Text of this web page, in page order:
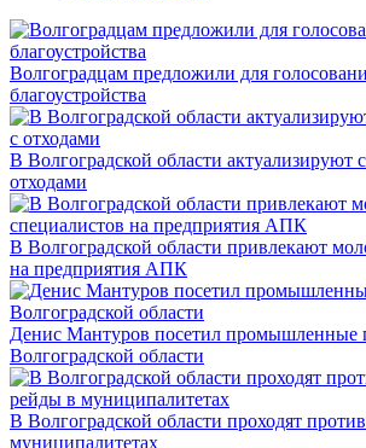
Волгоградцам предложили для
благоустройства
В Волгоградской области актуализируют
отходами
В Волгоградской области привлекают
на предприятия АПК
Денис Мантуров посетил промышленные
Волгоградской области
В Волгоградской области проходят
муниципалитетах